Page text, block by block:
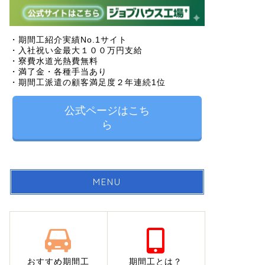
・期間工紹介実績No.1サイト
・入社祝い金最大１００万円支給
・寮費水道光熱費無料
・満了金・各種手当あり
・期間工派遣の顧客満足度２年連続1位
公式ページはこち
ら
MENU
おすすめ期間工 期間工とは？